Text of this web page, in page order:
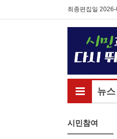
최종편집일
뉴스
전체메
시민참여